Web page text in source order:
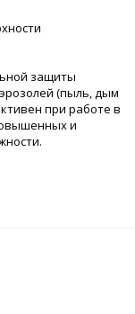
защиты
(пыль, дым
при работе в
и